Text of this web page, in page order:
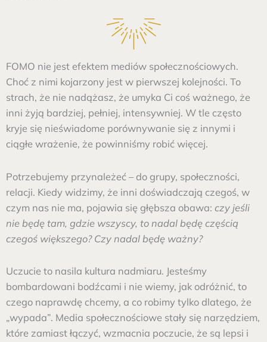
FOMO nie jest efektem mediów społecznościowych.
Choć z nimi kojarzony jest w pierwszej kolejności. To
strach, że nie nadążasz, że umyka Ci coś ważnego, że
inni żyją bardziej, pełniej, intensywniej. W tle często
kryje się nieświadome porównywanie się z innymi i
ciągłe wrażenie, że powinniśmy robić więcej.
Potrzebujemy przynależeć – do grupy, społeczności,
relacji. Kiedy widzimy, że inni doświadczają czegoś, w
czym nas nie ma, pojawia się głębsza obawa: czy jeśli
nie będę tam, gdzie wszyscy, to nadal będę częścią
czegoś większego? Czy nadal będę ważny?
Uczucie to nasila kultura nadmiaru. Jesteśmy
bombardowani bodźcami i nie wiemy, jak odróżnić, to
czego naprawdę chcemy, a co robimy tylko dlatego, że
„wypada”. Media społecznościowe stały się narzędziem,
które zamiast łączyć, wzmacnia poczucie, że są lepsi i